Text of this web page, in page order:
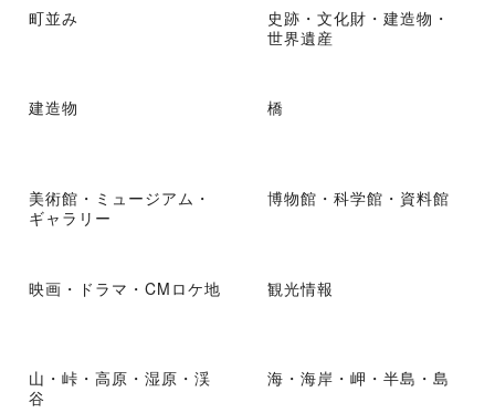
町並み
史跡・文化財・建造物・
世界遺産
建造物 橋
美術館・ミュージアム・
ギャラリー
博物館・科学館・資料館
映画・ドラマ・CMロケ地 観光情報
山・峠・高原・湿原・渓
谷
海・海岸・岬・半島・島